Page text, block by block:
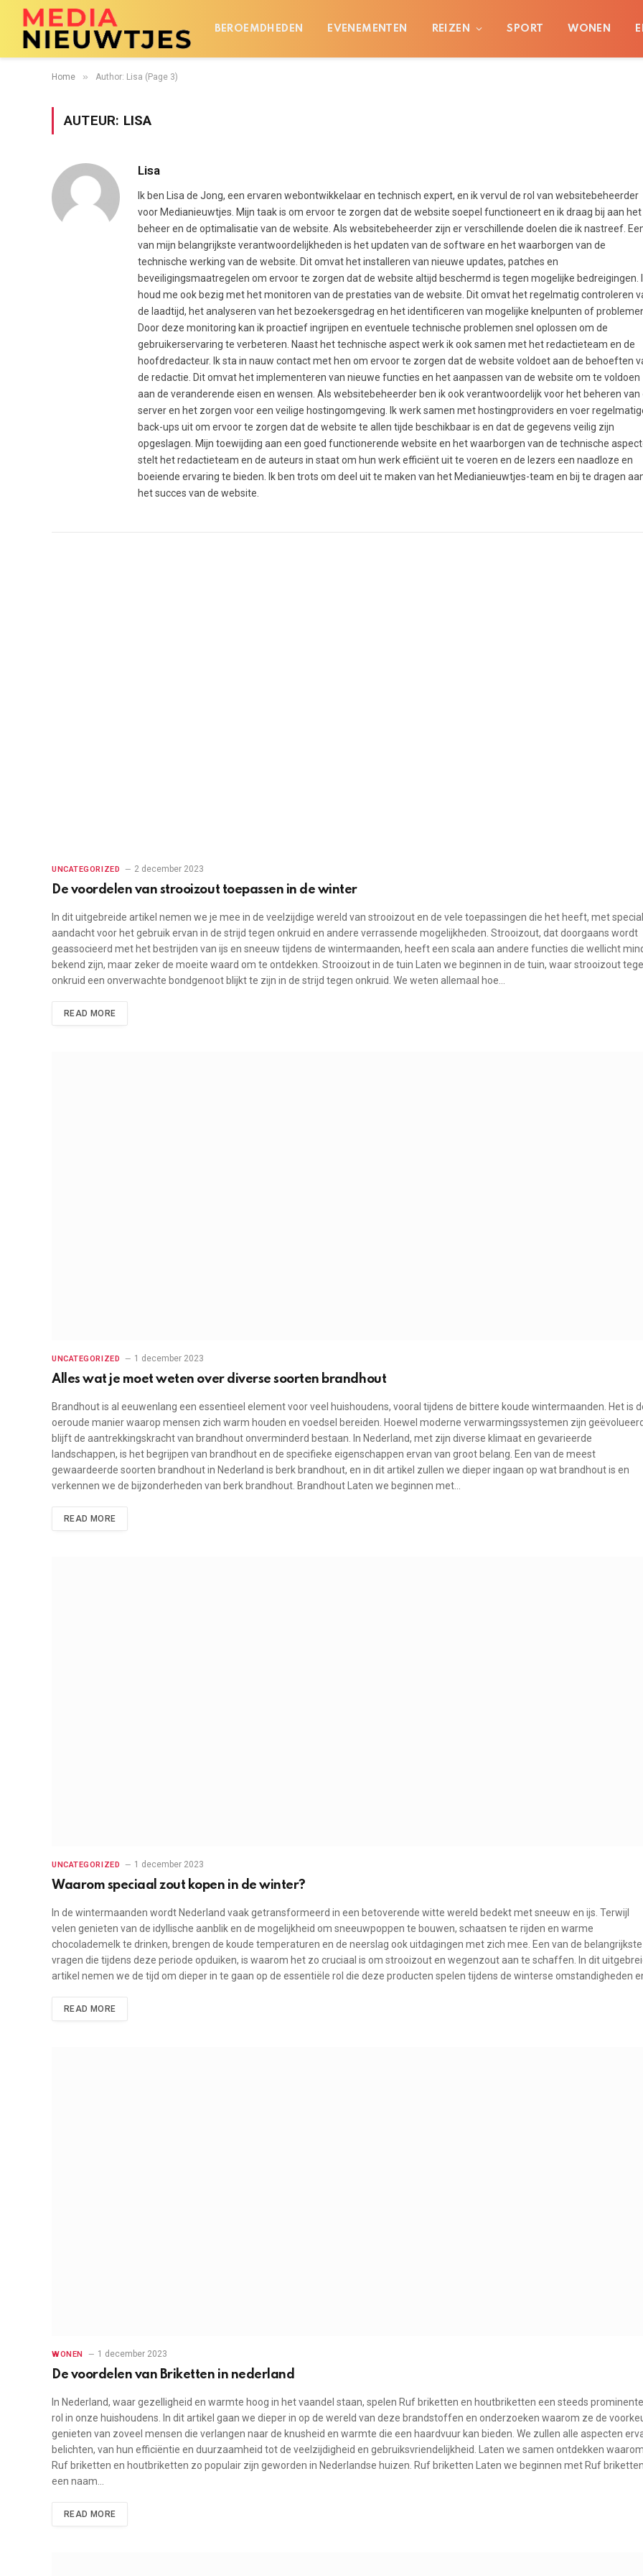
BEROEMDHEDEN EVENEMENTEN REIZEN SPORT WONEN
Home » Author: Lisa (Page 3)
AUTEUR: LISA
Lisa
Ik ben Lisa de Jong, een ervaren webontwikkelaar en technisch expert, en ik vervul de rol van websitebeheerder
voor Medianieuwtjes. Mijn taak is om ervoor te zorgen dat de website soepel functioneert en ik draag bij aan het
beheer en de optimalisatie van de website. Als websitebeheerder zijn er verschillende doelen die ik nastreef.
van mijn belangrijkste verantwoordelijkheden is het updaten van de software en het waarborgen van de
technische werking van de website. Dit omvat het installeren van nieuwe updates, patches en
beveiligingsmaatregelen om ervoor te zorgen dat de website altijd beschermd is tegen mogelijke bedreigingen.
houd me ook bezig met het monitoren van de prestaties van de website. Dit omvat het regelmatig controleren
de laadtijd, het analyseren van het bezoekersgedrag en het identificeren van mogelijke knelpunten of
Door deze monitoring kan ik proactief ingrijpen en eventuele technische problemen snel oplossen om de
gebruikerservaring te verbeteren. Naast het technische aspect werk ik ook samen met het redactieteam en de
hoofdredacteur. Ik sta in nauw contact met hen om ervoor te zorgen dat de website voldoet aan de behoeften
de redactie. Dit omvat het implementeren van nieuwe functies en het aanpassen van de website om te voldoen
aan de veranderende eisen en wensen. Als websitebeheerder ben ik ook verantwoordelijk voor het beheren van
server en het zorgen voor een veilige hostingomgeving. Ik werk samen met hostingproviders en voer
back-ups uit om ervoor te zorgen dat de website te allen tijde beschikbaar is en dat de gegevens veilig zijn
opgeslagen. Mijn toewijding aan een goed functionerende website en het waarborgen van de technische
stelt het redactieteam en de auteurs in staat om hun werk efficiënt uit te voeren en de lezers een naadloze en
boeiende ervaring te bieden. Ik ben trots om deel uit te maken van het Medianieuwtjes-team en bij te dragen
het succes van de website.
UNCATEGORIZED 2 december 2023
De voordelen van strooizout toepassen in de winter
In dit uitgebreide artikel nemen we je mee in de veelzijdige wereld van strooizout en de vele toepassingen die het heeft, met
aandacht voor het gebruik ervan in de strijd tegen onkruid en andere verrassende mogelijkheden. Strooizout, dat doorgaans wordt
geassocieerd met het bestrijden van ijs en sneeuw tijdens de wintermaanden, heeft een scala aan andere functies die wellicht
bekend zijn, maar zeker de moeite waard om te ontdekken. Strooizout in de tuin Laten we beginnen in de tuin, waar strooizout
onkruid een onverwachte bondgenoot blijkt te zijn in de strijd tegen onkruid. We weten allemaal hoe…
READ MORE
UNCATEGORIZED 1 december 2023
Alles wat je moet weten over diverse soorten brandhout
Brandhout is al eeuwenlang een essentieel element voor veel huishoudens, vooral tijdens de bittere koude wintermaanden. Het is
oeroude manier waarop mensen zich warm houden en voedsel bereiden. Hoewel moderne verwarmingssystemen zijn
blijft de aantrekkingskracht van brandhout onverminderd bestaan. In Nederland, met zijn diverse klimaat en gevarieerde
landschappen, is het begrijpen van brandhout en de specifieke eigenschappen ervan van groot belang. Een van de meest
gewaardeerde soorten brandhout in Nederland is berk brandhout, en in dit artikel zullen we dieper ingaan op wat brandhout is en
verkennen we de bijzonderheden van berk brandhout. Brandhout Laten we beginnen met…
READ MORE
UNCATEGORIZED 1 december 2023
Waarom speciaal zout kopen in de winter?
In de wintermaanden wordt Nederland vaak getransformeerd in een betoverende witte wereld bedekt met sneeuw en ijs. Terwijl
velen genieten van de idyllische aanblik en de mogelijkheid om sneeuwpoppen te bouwen, schaatsen te rijden en warme
chocolademelk te drinken, brengen de koude temperaturen en de neerslag ook uitdagingen met zich mee. Een van de belangrijkste
vragen die tijdens deze periode opduiken, is waarom het zo cruciaal is om strooizout en wegenzout aan te schaffen. In dit
artikel nemen we de tijd om dieper in te gaan op de essentiële rol die deze producten spelen tijdens de winterse omstandigheden
READ MORE
WONEN 1 december 2023
De voordelen van Briketten in nederland
In Nederland, waar gezelligheid en warmte hoog in het vaandel staan, spelen Ruf briketten en houtbriketten een steeds
rol in onze huishoudens. In dit artikel gaan we dieper in op de wereld van deze brandstoffen en onderzoeken waarom ze de
genieten van zoveel mensen die verlangen naar de knusheid en warmte die een haardvuur kan bieden. We zullen alle aspecten
belichten, van hun efficiëntie en duurzaamheid tot de veelzijdigheid en gebruiksvriendelijkheid. Laten we samen ontdekken
Ruf briketten en houtbriketten zo populair zijn geworden in Nederlandse huizen. Ruf briketten Laten we beginnen met Ruf
een naam…
READ MORE